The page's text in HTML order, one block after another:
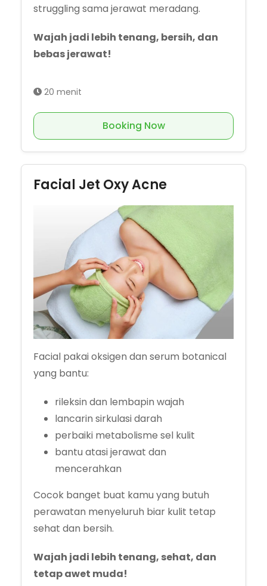
struggling sama jerawat meradang.
Wajah jadi lebih tenang, bersih, dan
bebas jerawat!
20 menit
Booking Now
Facial Jet Oxy Acne
Facial pakai oksigen dan serum botanical
yang bantu:
rileksin dan lembapin wajah
lancarin sirkulasi darah
perbaiki metabolisme sel kulit
bantu atasi jerawat dan
mencerahkan
Cocok banget buat kamu yang butuh
perawatan menyeluruh biar kulit tetap
sehat dan bersih.
Wajah jadi lebih tenang, sehat, dan
tetap awet muda!